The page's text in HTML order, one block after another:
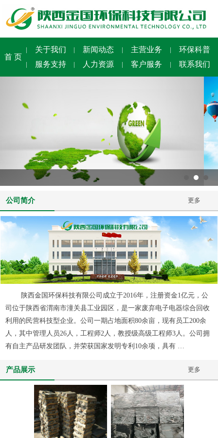
首 页
| 关于我们 | 新闻动态 | 主营业务 | 环保科普
| 服务支持 | 人力资源 | 客户服务 | 联系我们
公司简介 更多
陕西金国环保科技有限公司成立于2016年，注册资金1亿元，公
司位于陕西省渭南市潼关县工业园区，是一家废弃电子电器综合回收
利用的民营科技型企业。公司一期占地面积80余亩，现有员工200余
人，其中管理人员26人，工程师2人，教授级高级工程师3人。公司拥
有自主产品研发团队，并荣获国家发明专利10余项，具有 …
产品展示 更多